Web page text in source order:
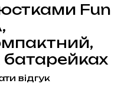
Fun
відгук